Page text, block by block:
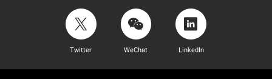
Twitter WeChat LinkedIn